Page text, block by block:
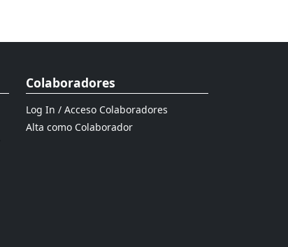
Colaboradores
Log In / Acceso Colaboradores
Alta como Colaborador